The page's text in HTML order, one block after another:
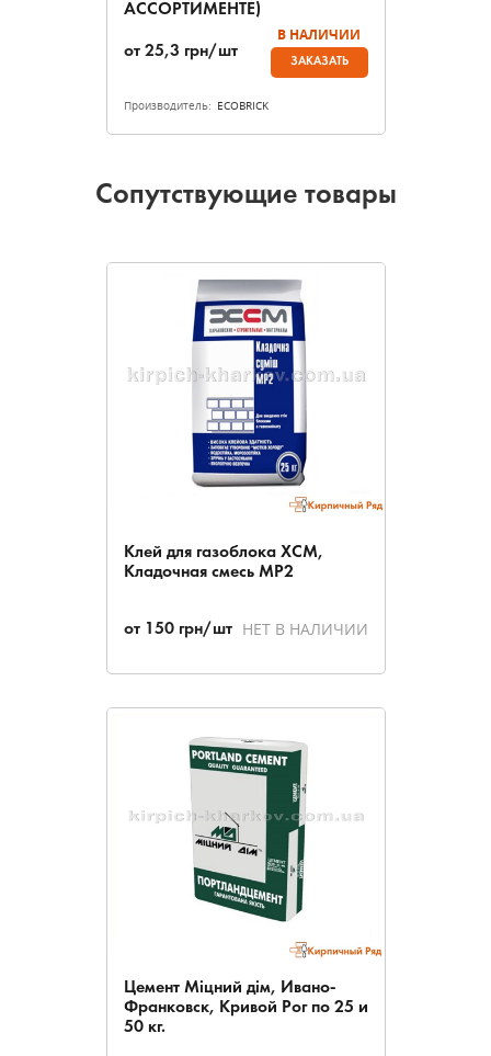
АССОРТИМЕНТЕ)
от 25,3 грн/шт
В НАЛИЧИИ
ЗАКАЗАТЬ
Производитель: ECOBRICK
Сопутствующие товары
Клей для газоблока ХСМ,
Кладочная смесь МР2
от 150 грн/шт НЕТ В НАЛИЧИИ
Цемент Міцний дім, Ивано-
Франковск, Кривой Рог по 25 и
50 кг.